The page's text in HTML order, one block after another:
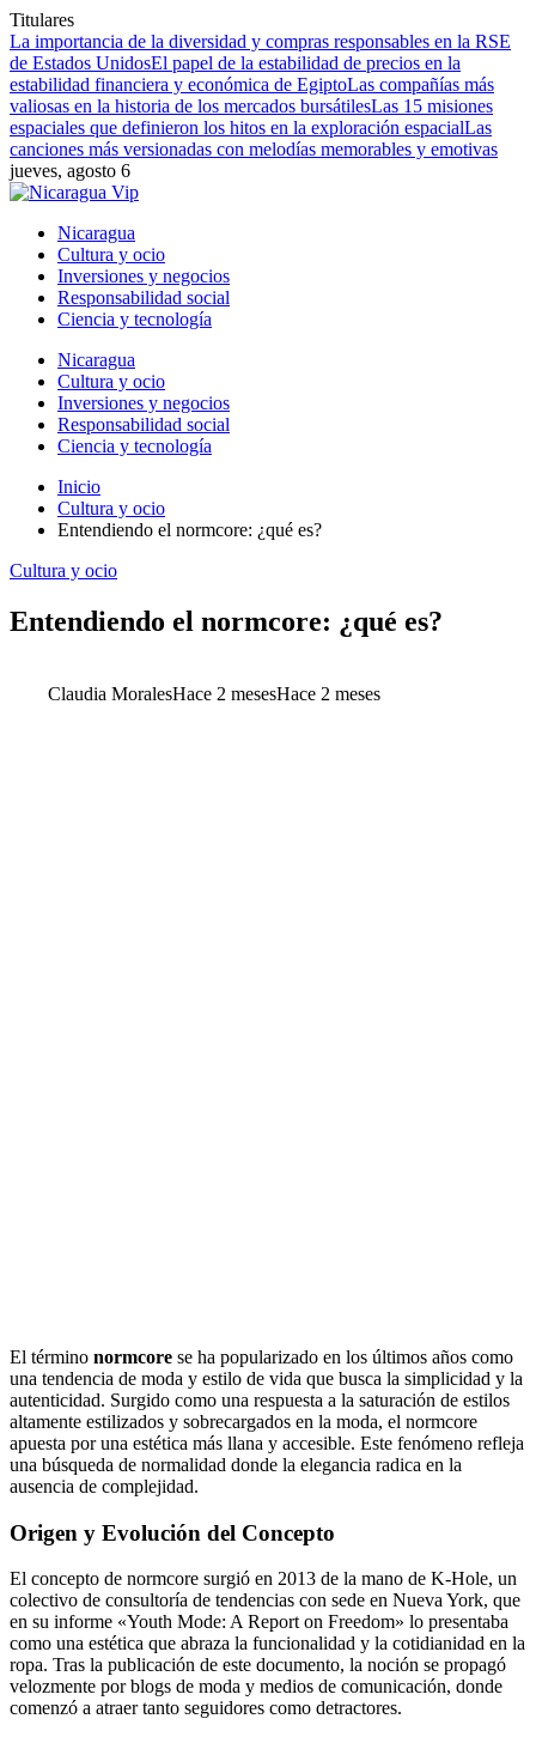
Titulares
La importancia de la diversidad y compras responsables en la RSE
de Estados UnidosEl papel de la estabilidad de precios en la
estabilidad financiera y económica de EgiptoLas compañías más
valiosas en la historia de los mercados bursátilesLas 15 misiones
espaciales que definieron los hitos en la exploración espacialLas
canciones más versionadas con melodías memorables y emotivas
jueves, agosto 6
Nicaragua
Cultura y ocio
Inversiones y negocios
Responsabilidad social
Ciencia y tecnología
Nicaragua
Cultura y ocio
Inversiones y negocios
Responsabilidad social
Ciencia y tecnología
Inicio
Cultura y ocio
Entendiendo el normcore: ¿qué es?
Cultura y ocio
Entendiendo el normcore: ¿qué es?
Claudia MoralesHace 2 mesesHace 2 meses
El término normcore se ha popularizado en los últimos años como
una tendencia de moda y estilo de vida que busca la simplicidad y la
autenticidad. Surgido como una respuesta a la saturación de estilos
altamente estilizados y sobrecargados en la moda, el normcore
apuesta por una estética más llana y accesible. Este fenómeno refleja
una búsqueda de normalidad donde la elegancia radica en la
ausencia de complejidad.
Origen y Evolución del Concepto
El concepto de normcore surgió en 2013 de la mano de K-Hole, un
colectivo de consultoría de tendencias con sede en Nueva York, que
en su informe «Youth Mode: A Report on Freedom» lo presentaba
como una estética que abraza la funcionalidad y la cotidianidad en la
ropa. Tras la publicación de este documento, la noción se propagó
velozmente por blogs de moda y medios de comunicación, donde
comenzó a atraer tanto seguidores como detractores.